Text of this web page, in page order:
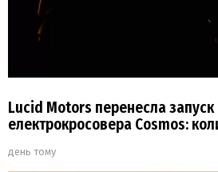
Lucid Motors перенесла запуск
електрокросовера Cosmos:
день тому